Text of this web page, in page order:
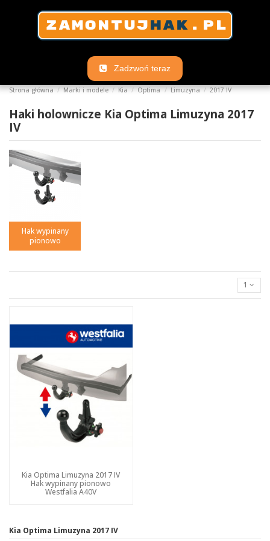
Zadzwoń teraz
Strona główna Marki i modele Kia Optima Limuzyna 2017 IV
Haki holownicze Kia Optima Limuzyna 2017
IV
Hak wypinany
pionowo
1
Kia Optima Limuzyna 2017 IV
Hak wypinany pionowo
Westfalia A40V
Kia Optima Limuzyna 2017 IV